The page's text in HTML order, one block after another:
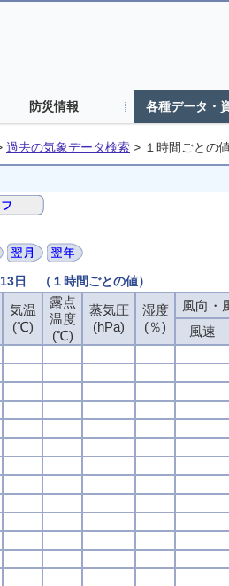
防災情報 各種データ・
過去の気象データ検索 > １時間ごとの
日 （１時間ごとの値）
気温
(℃)
露点
温度
(℃)
蒸気圧
(hPa)
湿度
(％)
風向・
風速